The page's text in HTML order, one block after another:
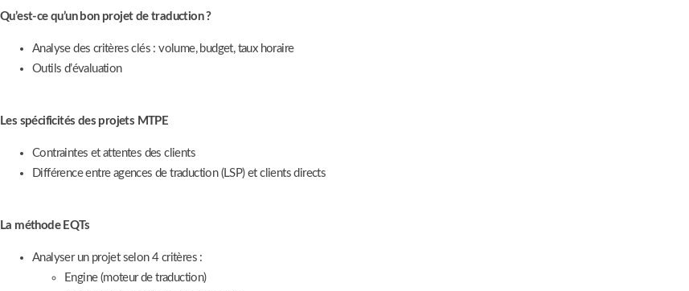
Qu’est-ce qu’un bon projet de traduction ?
Analyse des critères clés : volume, budget, taux horaire
Outils d’évaluation
Les spécificités des projets MTPE
Contraintes et attentes des clients
Différence entre agences de traduction (LSP) et clients directs
La méthode EQTs
Analyser un projet selon 4 critères :
Engine (moteur de traduction)